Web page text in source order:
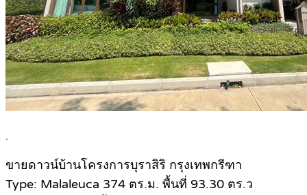
.
ขายดาวน์บ้านโครงการบุราสิริ กรุงเทพกรีฑา
Type: Malaleuca 374 ตร.ม. พื้นที่ 93.30 ตร.ว